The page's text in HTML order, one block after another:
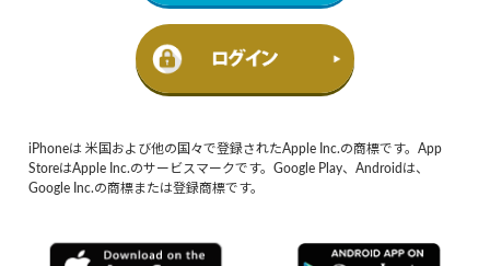
iPhoneは 米国および他の国々で登録されたApple Inc.の商標です。App
StoreはApple Inc.のサービスマークです。Google Play、Androidは、
Google Inc.の商標または登録商標です。